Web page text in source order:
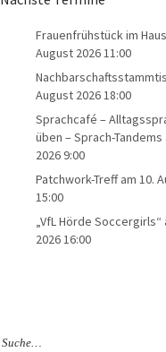
Frauenfrühstück im
August 2026 11:00
August 2026 18:00
Sprachcafé –
üben – Sprach-Tandems
2026 9:00
Patchwork-Treffam 10.
15:00
„VfL Hörde Soccergirls“
2026 16:00